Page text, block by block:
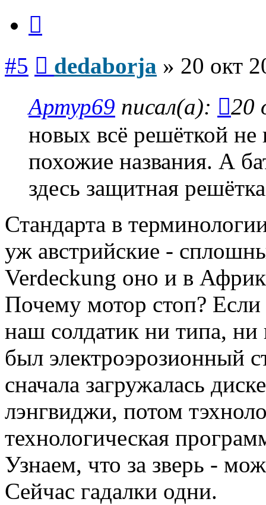
#5 dedaborja » 20 окт
Артур69 писал(а):
20
новых всё решёткой не
похожие названия. А
здесь защитная
Стандарта в
уж австрийские -
Verdeckung оно и в
Почему мотор стоп?
наш солдатик ни типа, ни
был электроэрозионный
сначала загружалась
лэнгвиджи, потом
технологическая
Узнаем, что за зверь -
Сейчас гадалки одни.